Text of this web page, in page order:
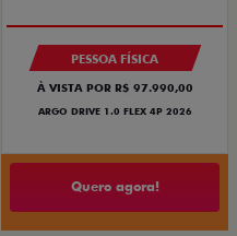
PESSOA FÍSICA
À VISTA POR R$ 97.990,00
ARGO DRIVE 1.0 FLEX 4P 2026
Quero agora!